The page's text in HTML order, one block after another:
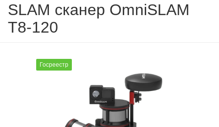
SLAM сканер OmniSLAM
T8-120
Госреестр